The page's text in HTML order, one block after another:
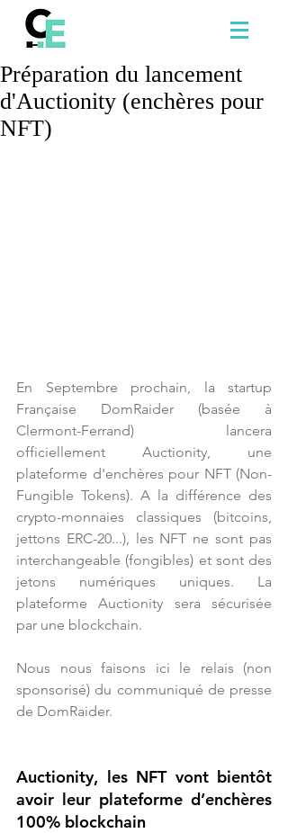
Préparation du lancement
d'Auctionity (enchères pour
NFT)
En Septembre prochain, la startup
Française DomRaider (basée à
Clermont-Ferrand) lancera
officiellement Auctionity, une
plateforme d'enchères pour NFT (Non-
Fungible Tokens). A la différence des
crypto-monnaies classiques (bitcoins,
jettons ERC-20...), les NFT ne sont pas
interchangeable (fongibles) et sont des
jetons numériques uniques. La
plateforme Auctionity sera sécurisée
par une blockchain.
Nous nous faisons ici le relais (non
sponsorisé) du communiqué de presse
de DomRaider.
Auctionity, les NFT vont bientôt
avoir leur plateforme d’enchères
100% blockchain